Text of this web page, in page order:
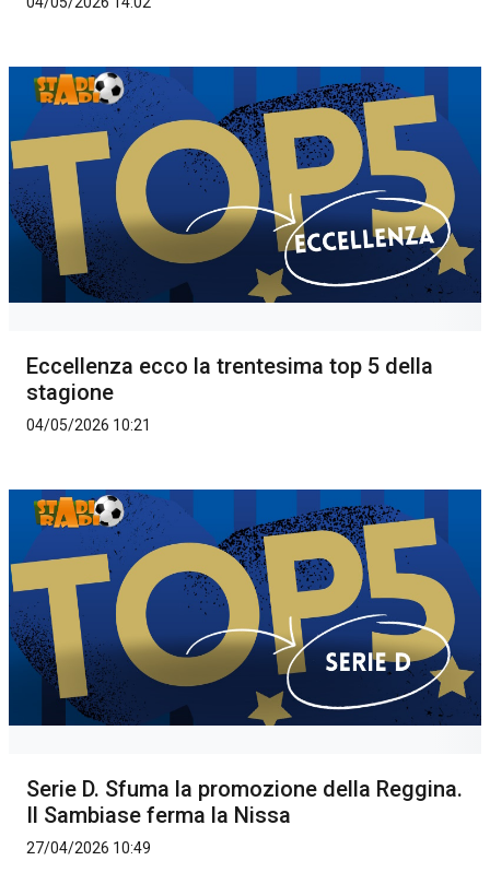
Eccellenza ecco la trentesima top 5 della
stagione
04/05/2026 10:21
Serie D. Sfuma la promozione della Reggina.
Il Sambiase ferma la Nissa
27/04/2026 10:49